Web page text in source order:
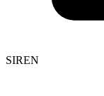
SIREN